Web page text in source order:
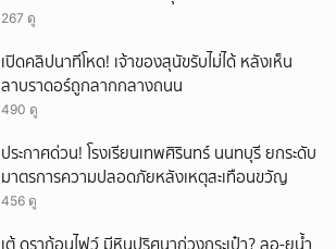
267 ดู
เปิดคลิปนาทีโหด! เจ้าของสุนัขรับไม่ได้ หลังเห็น
ลาบราดอร์ถูกลากกลางถนน
490 ดู
ประกาศด่วน! โรงเรียนเทพศิรินทร์ นนทบุรี ยกระดับ
มาตรการความปลอดภัยหลังเหตุสะเทือนขวัญ
456 ดู